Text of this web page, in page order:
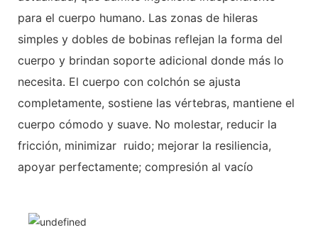
para el cuerpo humano. Las zonas de hileras
simples y dobles de bobinas reflejan la forma del
cuerpo y brindan soporte adicional donde más lo
necesita. El cuerpo con colchón se ajusta
completamente, sostiene las vértebras, mantiene el
cuerpo cómodo y suave. No molestar, reducir la
fricción, minimizar ruido; mejorar la resiliencia,
apoyar perfectamente; compresión al vacío